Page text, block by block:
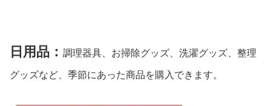
日用品： 調理器具、お掃除グッズ、洗濯グッズ、整理
グッズなど、季節にあった商品を購入できます。